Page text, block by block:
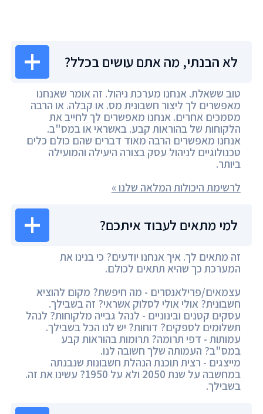
לא הבנתי, מה אתם עושים בכלל?
טוב ששאלת. אנחנו מערכת ניהול. זה אומר שאנחנו
מאפשרים לך ליצור חשבונית מס. או קבלה. או הרבה
מסמכים אחרים. אנחנו מאפשרים לך לחייב את
הלקוחות של בהוראות קבע. באשראי או במס"ב.
אנחנו מאפשרים הרבה מאוד דברים שהם כולם כלים
טכנולוגיים לניהול עסק בצורה היעילה והמועילה
ביותר.
לרשימת היכולות המלאה שלנו »
למי מתאים לעבוד איתכם?
זה מתאים לך. איך אנחנו יודעים? כי בנינו את
המערכת כך שהיא תתאים לכולם.
עצמאים/פרילאנסרים - מה חיפשת? מקום להוציא
חשבונית? אולי אולי לסלוק אשראי? זה בשבילך.
עסקים קטנים ובינוניים - לנהל גבייה מלקוחות? לנהל
תשלומים לספקים? דוחות? יש לנו הכל בשבילך.
עמותות - דפי תרומה? תרומות בהוראות קבע
במס"ב? העמותה שלך חשובה לנו.
מייצגים - רצית תוכנת הנהלת חשבונות שנבנתה
במחשבה על שנת 2050 ולא על 1950? עשינו את זה.
בשבילך.